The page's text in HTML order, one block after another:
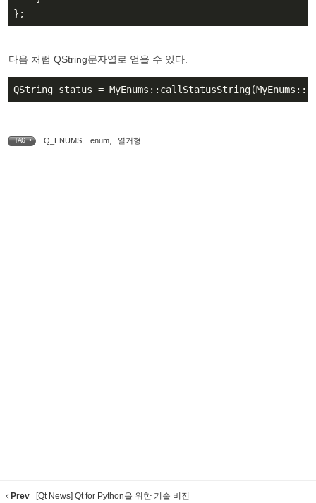
};
다음 처럼 QString문자열로 얻을 수 있다.
QString status =
TAG • Q_ENUMS enum 열거형
Prev [Qt News] Qt for Python을 위한 기술 비전